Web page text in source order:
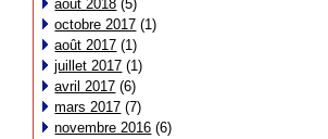
août 2018 (5)
octobre 2017 (1)
août 2017 (1)
juillet 2017 (1)
avril 2017 (6)
mars 2017 (7)
novembre 2016 (6)